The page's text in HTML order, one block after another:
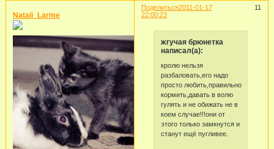
Поделиться 11
2011-01-17
22:00:23
Natali_Larme
жгучая брюнетка
написал(а):
кролю нельзя
разбаловать,его надо
просто любить,правильно
кормить,давать в волю
гулять и не обижать не в
коем случае!!!они от
этого только замкнутся и
станут ещё пугливее.